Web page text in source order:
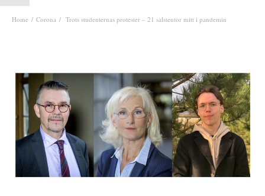
Home Corona Trots studenternas protester – 21 salstentor mitt i pandemin